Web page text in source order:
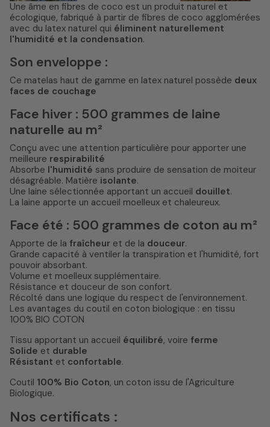
Une âme en fibres de coco est un produit naturel et
écologique, fabriqué à partir de fibres de coco agglomérées
avec du latex naturel qui éliminent naturellement
l'humidité et la condensation.
Son enveloppe :
Ce matelas haut de gamme en latex naturel possède deux
faces de couchage
Face hiver : 500 grammes de laine
naturelle au m²
Conçu avec une attention particulière pour apporter une
meilleure respirabilité
Absorbe l'humidité sans produire de sensation de moiteur
désagréable. Matière isolante.
Une laine sélectionnée apportant un accueil douillet.
La laine apporte un accueil moelleux et chaleureux.
Face été : 500 grammes de coton au m²
Apporte de la fraîcheur et de la douceur.
Grande capacité à ventiler la transpiration et l'humidité, fort
pouvoir absorbant.
Volume et moelleux supplémentaire.
Résistance et douceur de son confort.
Récolté dans une logique du respect de l'environnement.
Les avantages du coutil en coton biologique : en tissu
100% BIO COTON
Tissu apportant un accueil équilibré, voire ferme
Solide et durable
Résistant et confortable.
Coutil 100% Bio Coton, un coton issu de l'Agriculture
Biologique.
Nos certificats :